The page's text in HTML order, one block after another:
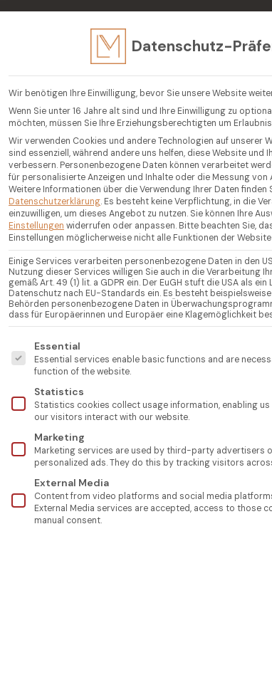
KAUFEN VERKAUFEN LUXUSIMMOBILIEN
Datenschutz-
Wir benötigen Ihre Einwilligung, bevor Sie unsere Website
Wenn Sie unter 16 Jahre alt sind und Ihre Einwilligung zu
möchten, müssen Sie Ihre Erziehungsberechtigten um
Wir verwenden Cookies und andere Technologien auf unserer
sind essenziell, während andere uns helfen, diese Website und
verbessern. Personenbezogene Daten können verarbeitet
für personalisierte Anzeigen und Inhalte oder die Messung von
Weitere Informationen über die Verwendung Ihrer Daten finden
Datenschutzerklärung. Es besteht keine Verpflichtung, in die
einzuwilligen, um dieses Angebot zu nutzen. Sie können Ihre
Einstellungen widerrufen oder anpassen. Bitte beachten Sie,
Einstellungen möglicherweise nicht alle Funktionen der
Einige Services verarbeiten personenbezogene Daten in den
Nutzung dieser Services willigen Sie auch in die Verarbeitung
gemäß Art. 49 (1) lit. a GDPR ein. Der EuGH stuft die USA als
Datenschutz nach EU-Standards ein. Es besteht
Behörden personenbezogene Daten in
dass für Europäerinnen und Europäer eine Klagemöglichkeit
Es folgt eine Liste der Service-Gruppen, für die
Essential
Essential services enable basic functions and are
function of the website.
Statistics
Statistics cookies collect usage information, enabling
our visitors interact with our website.
Marketing
Marketing services are used by third-party advertisers
personalized ads. They do this by tracking visitors
External Media
Content from video platforms and social media
External Media services are accepted, access to those
manual consent.